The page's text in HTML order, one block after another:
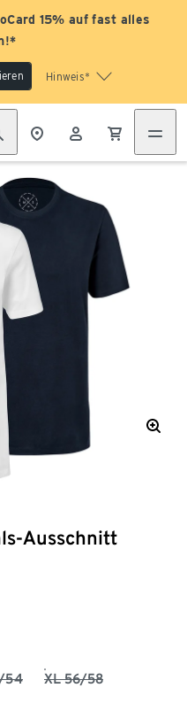
15% auf fast alles
Hinweis*
Ausschnitt
54 XL 56/58